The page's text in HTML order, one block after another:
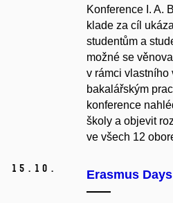
Konference I. A.
klade za cíl
studentům a
možné se
v rámci vlastního
bakalářským
konference
školy a objevit
ve všech 12
15. 10. Erasmus Days